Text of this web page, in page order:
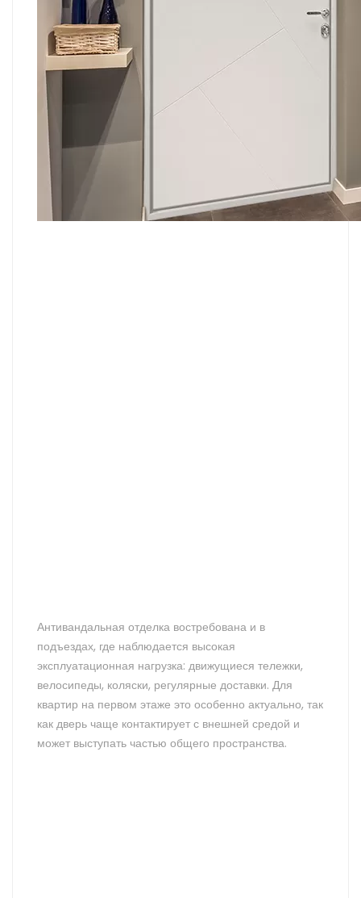
Антивандальная отделка востребована и в
подъездах, где наблюдается высокая
эксплуатационная нагрузка: движущиеся тележки,
велосипеды, коляски, регулярные доставки. Для
квартир на первом этаже это особенно актуально, так
как дверь чаще контактирует с внешней средой и
может выступать частью общего пространства.